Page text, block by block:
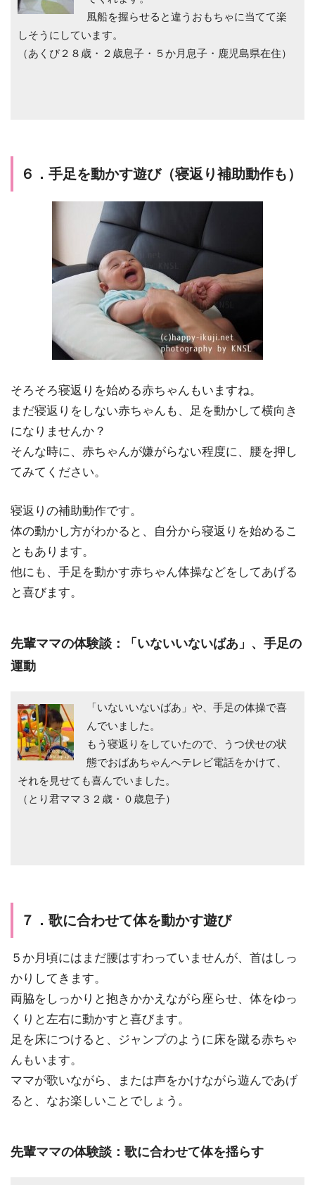
風船を握らせると違うおもちゃに当てて楽
しそうにしています。
（あくび２８歳・２歳息子・５か月息子・鹿児島県在住）
６．手足を動かす遊び（寝返り補助動作も）
そろそろ寝返り を始める赤ちゃんもいますね。
まだ寝返りをしない赤ちゃんも、足を動かして横向き
になりませんか？
そんな時に、赤ちゃんが嫌がらない程度に、腰を押し
てみてください。
寝返りの補助動作です。
体の動かし方がわかると、自分から寝返りを始めるこ
ともあります。
他にも、手足を動かす赤ちゃん体操などをしてあげる
と喜びます。
先輩ママの体験談：「いないいないばあ」、手足の
運動
「いないいないばあ」や、手足の体操で喜
んでいました。
もう寝返りをしていたので、うつ伏せの状
態でおばあちゃんへテレビ電話をかけて、
それを見せても喜んでいました。
（とり君ママ３２歳・０歳息子）
７．歌に合わせて体を動かす遊び
５か月頃にはまだ腰はすわっていませんが、 首はしっ
かり してきます。
両脇をしっかりと抱きかかえながら座らせ、体をゆっ
くりと左右に動かすと喜びます。
足を床につけると、
ジャンプのように床を蹴る赤ちゃ
んもいます。
ママが歌いながら、または声をかけながら遊んであげ
ると、なお楽しいことでしょう。
先輩ママの体験談：歌に合わせて体を揺らす